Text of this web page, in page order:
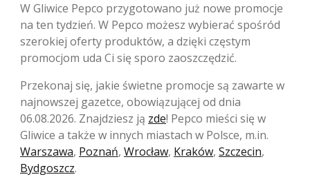
W Gliwice Pepco przygotowano już nowe promocje
na ten tydzień. W Pepco możesz wybierać spośród
szerokiej oferty produktów, a dzięki częstym
promocjom uda Ci się sporo zaoszczędzić.
Przekonaj się, jakie świetne promocje są zawarte w
najnowszej gazetce, obowiązującej od dnia
06.08.2026. Znajdziesz ją zde! Pepco mieści się w
Gliwice a także w innych miastach w Polsce, m.in.
Warszawa, Poznań, Wrocław, Kraków, Szczecin,
Bydgoszcz.